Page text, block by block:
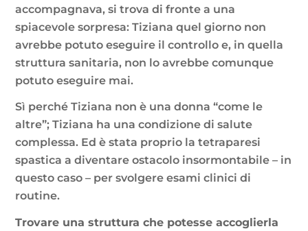
accompagnava, si trova di fronte a una
spiacevole sorpresa: Tiziana quel giorno non
avrebbe potuto eseguire il controllo e, in quella
struttura sanitaria, non lo avrebbe comunque
potuto eseguire mai.
Sì perché Tiziana non è una donna “come le
altre”; Tiziana ha una condizione di salute
complessa. Ed è stata proprio la tetraparesi
spastica a diventare ostacolo insormontabile – in
questo caso – per svolgere esami clinici di
routine.
Trovare una struttura che potesse accoglierla